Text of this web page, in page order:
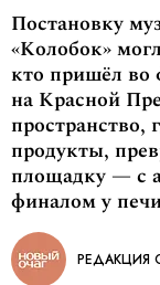
Постановку
«Колобок»
кто пришёл во
на Красной
продукты,
площадку — с
финалом у
РЕДАКЦИЯ